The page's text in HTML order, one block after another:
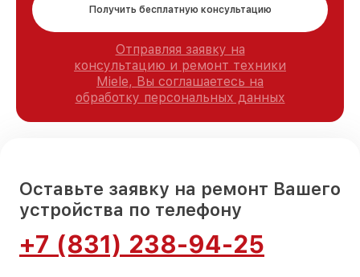
Получить бесплатную консультацию
Отправляя заявку на
консультацию и ремонт техники
Miele, Вы соглашаетесь на
обработку персональных данных
Оставьте заявку на ремонт Вашего
устройства по телефону
+7 (831) 238-94-25